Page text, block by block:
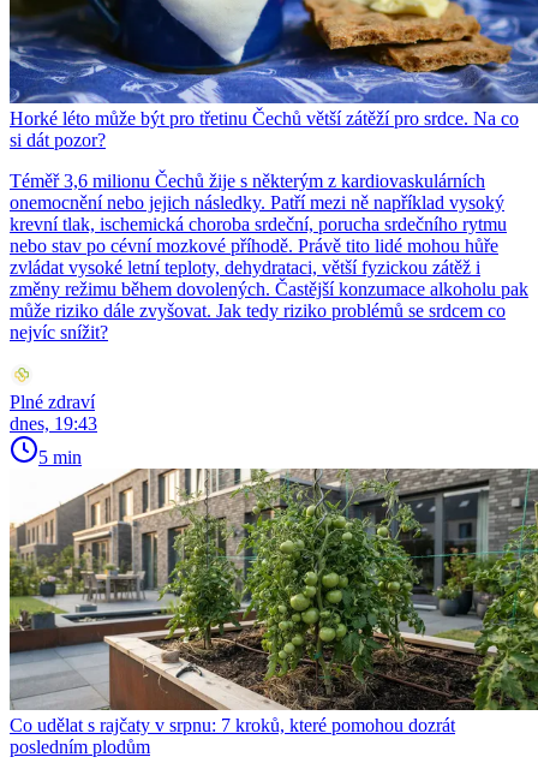
Horké léto může být pro třetinu Čechů větší zátěží pro srdce. Na co
si dát pozor?
Téměř 3,6 milionu Čechů žije s některým z kardiovaskulárních
onemocnění nebo jejich následky. Patří mezi ně například vysoký
krevní tlak, ischemická choroba srdeční, porucha srdečního rytmu
nebo stav po cévní mozkové příhodě. Právě tito lidé mohou hůře
zvládat vysoké letní teploty, dehydrataci, větší fyzickou zátěž i
změny režimu během dovolených. Častější konzumace alkoholu pak
může riziko dále zvyšovat. Jak tedy riziko problémů se srdcem co
nejvíc snížit?
Plné zdraví
dnes, 19:43
5 min
Co udělat s rajčaty v srpnu: 7 kroků, které pomohou dozrát
posledním plodům